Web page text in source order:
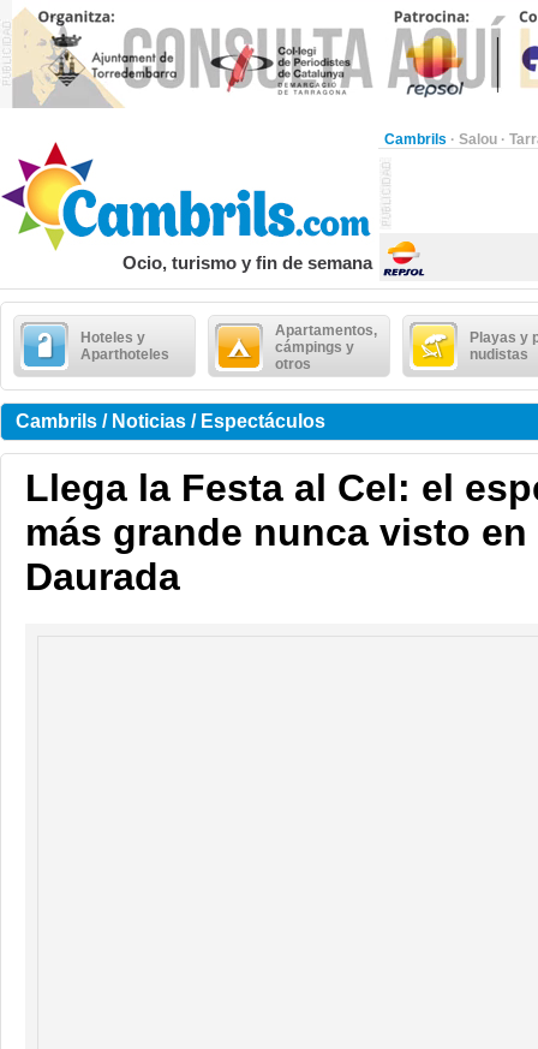
Cambrils · Salou ·
Ocio, turismo y fin de semana
Hoteles y
Aparthoteles
Apartamentos,
cámpings y
otros
Playas y
nudistas
Cambrils / Noticias / Espectáculos
Llega la Festa al Cel: el
más grande nunca visto en
Daurada